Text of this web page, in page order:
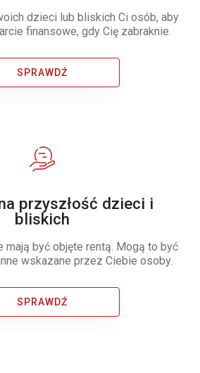
dzieci lub bliskich Ci osób, aby
finansowe, gdy Cię zabraknie.
SPRAWDŹ
przyszłość dzieci i
bliskich
mają być objęte rentą. Mogą to być
wskazane przez Ciebie osoby.
SPRAWDŹ